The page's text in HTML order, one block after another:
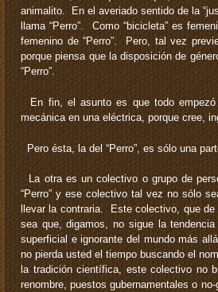
animalito. En el averiado sentido de la
llama “Perro”. Como “bicicleta” es
femenino de “Perro”. Pero, tal vez
porque piensa que la disposición de
“Perro”.
En fin, el asunto es que todo
mecánica en una eléctrica, porque cree,
Pero ésta, la del “Perro”, es sólo una
La otra es un colectivo o grupo de
“Perro” y ese colectivo tal vez no sólo
llevar la contraria. Este colectivo, que
sea que, digamos, no sigue la
superficial e ignorante del mundo más
no pierda usted el tiempo buscando el
la tradición científica, este colectivo no
renombre, puestos gubernamentales o